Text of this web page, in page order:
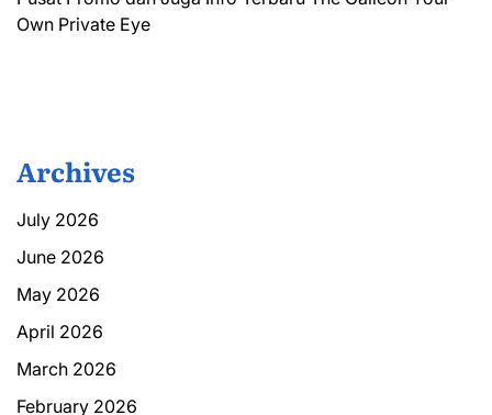
Own Private Eye
Archives
July 2026
June 2026
May 2026
April 2026
March 2026
February 2026